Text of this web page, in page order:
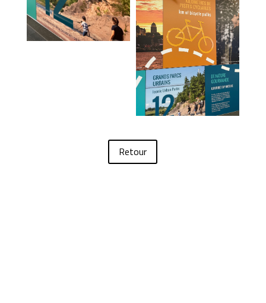
Retour